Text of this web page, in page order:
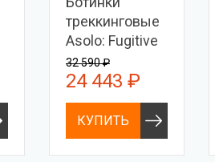
треккинговые
Asolo: Fugitive
GTX MM
32 590 ₽
24 443 ₽
КУПИТЬ